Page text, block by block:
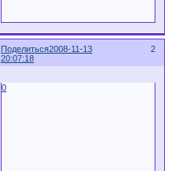
Поделиться 2
2008-11-13
20:07:18
0